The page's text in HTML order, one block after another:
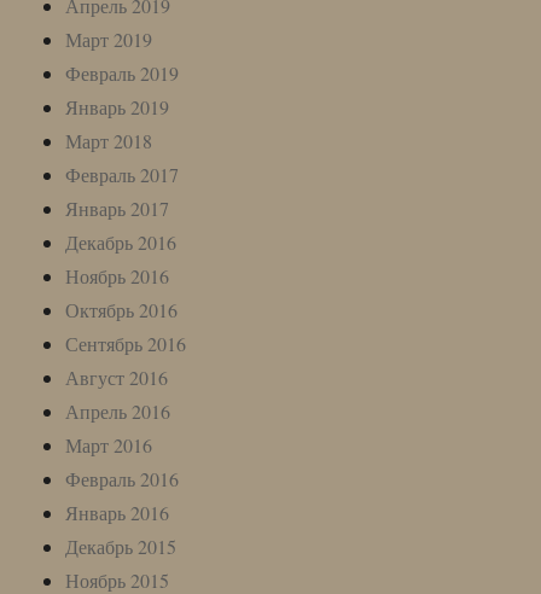
Апрель 2019
Март 2019
Февраль 2019
Январь 2019
Март 2018
Февраль 2017
Январь 2017
Декабрь 2016
Ноябрь 2016
Октябрь 2016
Сентябрь 2016
Август 2016
Апрель 2016
Март 2016
Февраль 2016
Январь 2016
Декабрь 2015
Ноябрь 2015